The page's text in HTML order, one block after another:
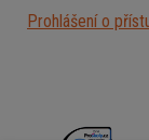
Prohlášení o